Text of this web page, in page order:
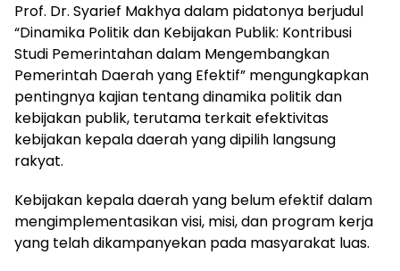
Prof. Dr. Syarief Makhya dalam pidatonya berjudul
“Dinamika Politik dan Kebijakan Publik: Kontribusi
Studi Pemerintahan dalam Mengembangkan
Pemerintah Daerah yang Efektif” mengungkapkan
pentingnya kajian tentang dinamika politik dan
kebijakan publik, terutama terkait efektivitas
kebijakan kepala daerah yang dipilih langsung
rakyat.
Kebijakan kepala daerah yang belum efektif dalam
mengimplementasikan visi, misi, dan program kerja
yang telah dikampanyekan pada masyarakat luas.